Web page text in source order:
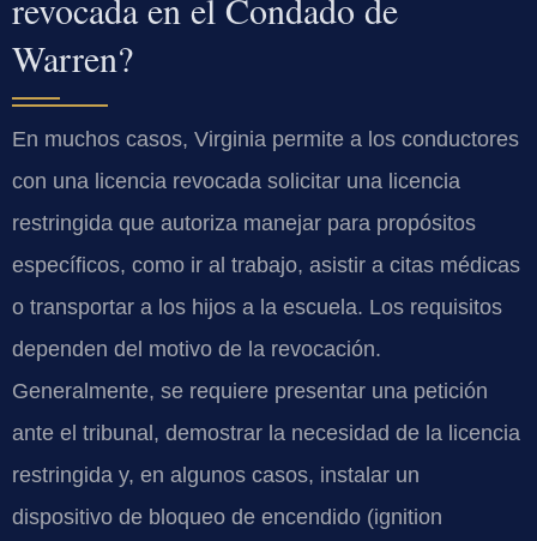
Warren?
En muchos casos, Virginia permite a los conductores
con una licencia revocada solicitar una licencia
restringida que autoriza manejar para propósitos
específicos, como ir al trabajo, asistir a citas médicas
o transportar a los hijos a la escuela. Los requisitos
dependen del motivo de la revocación.
Generalmente, se requiere presentar una petición
ante el tribunal, demostrar la necesidad de la licencia
restringida y, en algunos casos, instalar un
dispositivo de bloqueo de encendido (ignition